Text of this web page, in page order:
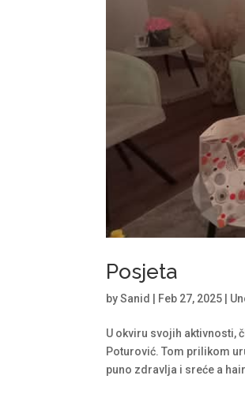
Posjeta
bySanid Feb 27, 2025
U okviru svojih aktivnosti,
Poturović. Tom prilikom
puno zdravlja i sreće a